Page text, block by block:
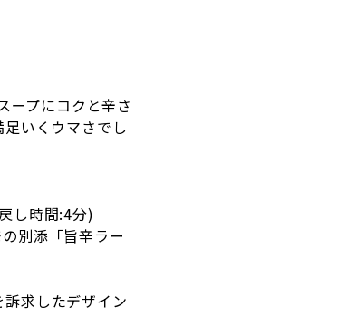
ープにコクと辛さ
いくウマさでし
し時間:4分)
別添「旨辛ラー
求したデザイン